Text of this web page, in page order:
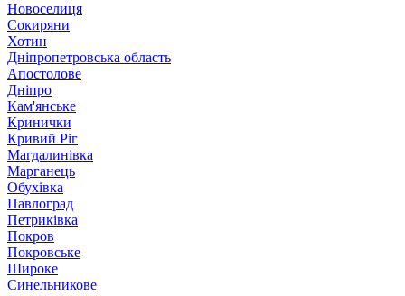
Новоселиця
Сокиряни
Хотин
Дніпропетровська область
Апостолове
Дніпро
Кам'янське
Кринички
Кривий Ріг
Магдалинівка
Марганець
Обухівка
Павлоград
Петриківка
Покров
Покровське
Широке
Синельникове